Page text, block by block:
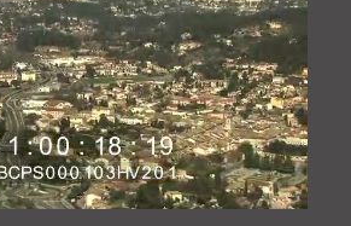
CARTE
COLLECTIONS